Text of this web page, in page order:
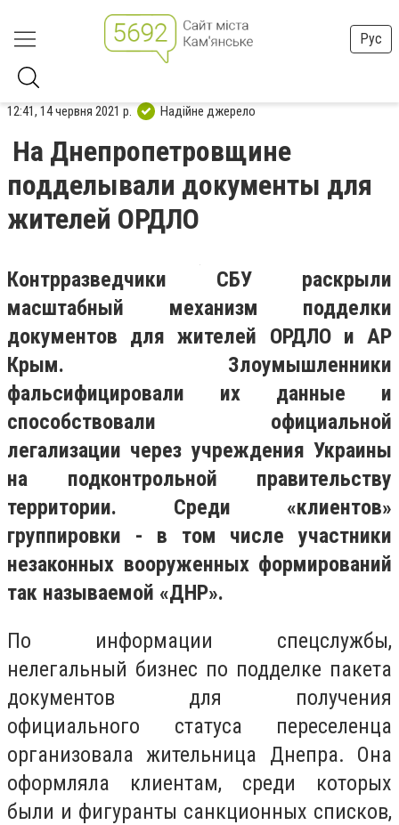
Рус
12:41, 14 червня 2021 р. Надійне джерело
На Днепропетровщине
подделывали документы для
жителей ОРДЛО
Контрразведчики СБУ раскрыли
масштабный механизм подделки
документов для жителей ОРДЛО и АР
Крым. Злоумышленники
фальсифицировали их данные и
способствовали официальной
легализации через учреждения Украины
на подконтрольной правительству
территории. Среди «клиентов»
группировки - в том числе участники
незаконных вооруженных формирований
так называемой «ДНР».
По информации спецслужбы,
нелегальный бизнес по подделке пакета
документов для получения
официального статуса переселенца
организовала жительница Днепра. Она
оформляла клиентам, среди которых
были и фигуранты санкционных списков,